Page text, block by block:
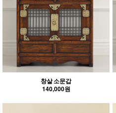
창살 소문갑
140,000원